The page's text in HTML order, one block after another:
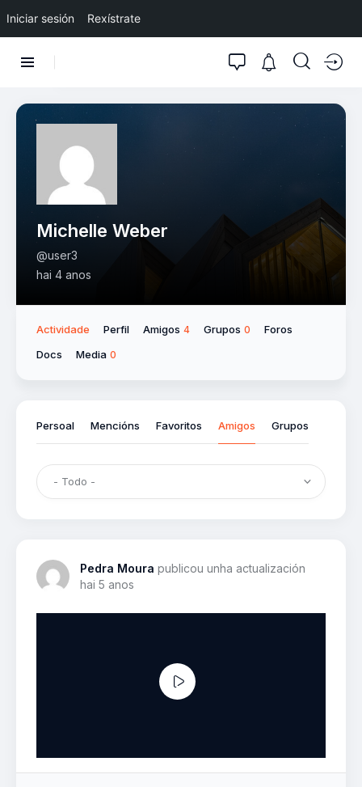
Iniciar sesión Rexístrate
Michelle Weber
@user3
hai 4 anos
Actividade Perfil Amigos 4 Grupos 0
Foros
Docs
Media 0
Persoal Mencións Favoritos Amigos Grupos
Pedra Moura publicou unha actualización
hai 5 anos